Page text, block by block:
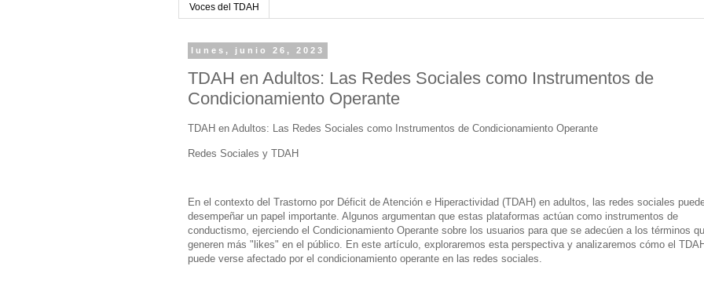
Voces del TDAH
lunes, junio 26, 2023
TDAH en Adultos: Las Redes Sociales como Instrumentos de
Condicionamiento Operante
TDAH en Adultos: Las Redes Sociales como Instrumentos de Condicionamiento Operante
Redes Sociales y TDAH
En el contexto del Trastorno por Déficit de Atención e Hiperactividad (TDAH) en adultos, las redes sociales
desempeñar un papel importante. Algunos argumentan que estas plataformas actúan como instrumentos de
conductismo, ejerciendo el Condicionamiento Operante sobre los usuarios para que se adecúen a los términos
generen más "likes" en el público. En este artículo, exploraremos esta perspectiva y analizaremos cómo el TDAH
puede verse afectado por el condicionamiento operante en las redes sociales.